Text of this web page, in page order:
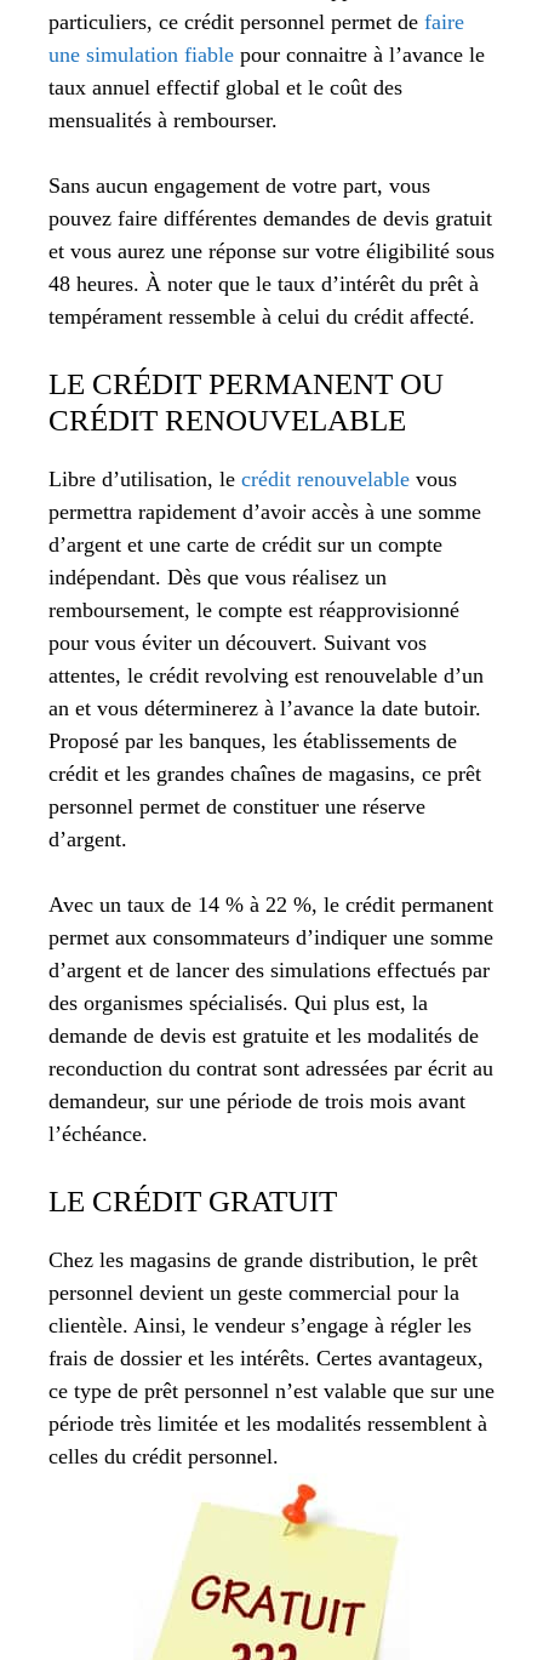
particuliers, ce crédit personnel permet de faire
une simulation fiable pour connaitre à l’avance le
taux annuel effectif global et le coût des
mensualités à rembourser.
Sans aucun engagement de votre part, vous
pouvez faire différentes demandes de devis gratuit
et vous aurez une réponse sur votre éligibilité sous
48 heures. À noter que le taux d’intérêt du prêt à
tempérament ressemble à celui du crédit affecté.
LE CRÉDIT PERMANENT OU
CRÉDIT RENOUVELABLE
Libre d’utilisation, le crédit renouvelable vous
permettra rapidement d’avoir accès à une somme
d’argent et une carte de crédit sur un compte
indépendant. Dès que vous réalisez un
remboursement, le compte est réapprovisionné
pour vous éviter un découvert. Suivant vos
attentes, le crédit revolving est renouvelable d’un
an et vous déterminerez à l’avance la date butoir.
Proposé par les banques, les établissements de
crédit et les grandes chaînes de magasins, ce prêt
personnel permet de constituer une réserve
d’argent.
Avec un taux de 14 % à 22 %, le crédit permanent
permet aux consommateurs d’indiquer une somme
d’argent et de lancer des simulations effectués par
des organismes spécialisés. Qui plus est, la
demande de devis est gratuite et les modalités de
reconduction du contrat sont adressées par écrit au
demandeur, sur une période de trois mois avant
l’échéance.
LE CRÉDIT GRATUIT
Chez les magasins de grande distribution, le prêt
personnel devient un geste commercial pour la
clientèle. Ainsi, le vendeur s’engage à régler les
frais de dossier et les intérêts. Certes avantageux,
ce type de prêt personnel n’est valable que sur une
période très limitée et les modalités ressemblent à
celles du crédit personnel.